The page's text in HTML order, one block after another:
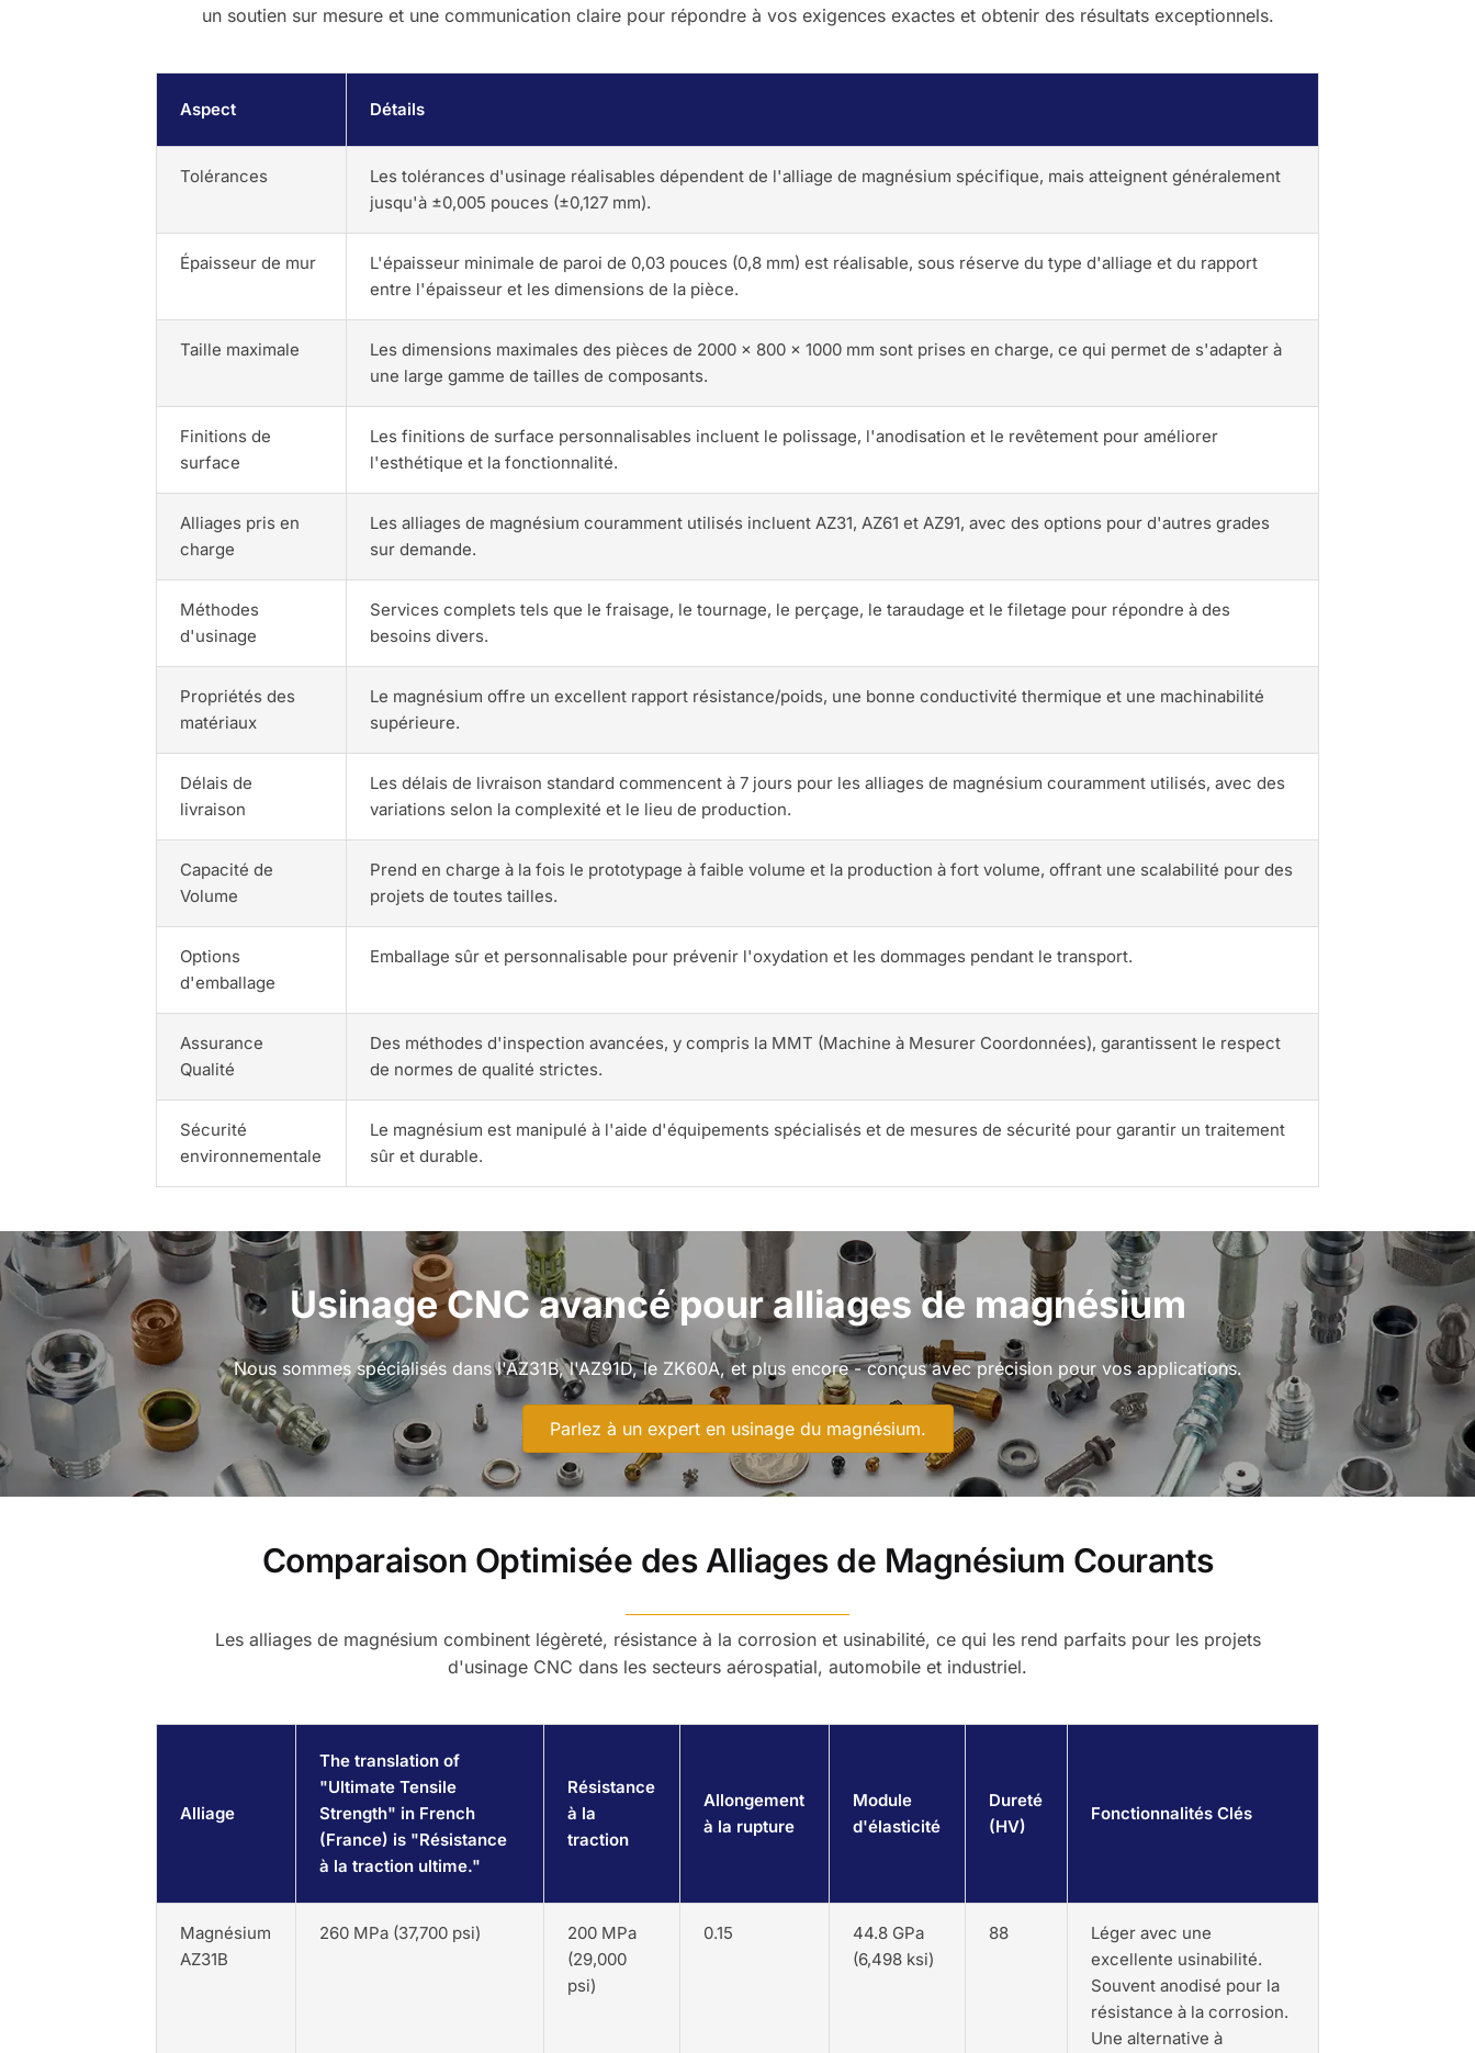
un soutien sur mesure et une communication claire pour répondre à vos exigences exactes et obtenir des résultats exceptionnels.
Aspect Détails
Tolérances
Les tolérances d'usinage réalisables dépendent de l'alliage de magnésium spécifique, mais atteignent généralement
jusqu'à ±0,005 pouces (±0,127 mm).
Épaisseur de mur
L'épaisseur minimale de paroi de 0,03 pouces (0,8 mm) est réalisable, sous réserve du type d'alliage et du rapport
entre l'épaisseur et les dimensions de la pièce.
Taille maximale
Les dimensions maximales des pièces de 2000 x 800 x 1000 mm sont prises en charge, ce qui permet de s'adapter à
une large gamme de tailles de composants.
Finitions de
surface
Les finitions de surface personnalisables incluent le polissage, l'anodisation et le revêtement pour améliorer
l'esthétique et la fonctionnalité.
Alliages pris en
charge
Les alliages de magnésium couramment utilisés incluent AZ31, AZ61 et AZ91, avec des options pour d'autres grades
sur demande.
Méthodes
d'usinage
Services complets tels que le fraisage, le tournage, le perçage, le taraudage et le filetage pour répondre à des
besoins divers.
Propriétés des
matériaux
Le magnésium offre un excellent rapport résistance/poids, une bonne conductivité thermique et une machinabilité
supérieure.
Délais de
livraison
Les délais de livraison standard commencent à 7 jours pour les alliages de magnésium couramment utilisés, avec des
variations selon la complexité et le lieu de production.
Capacité de
Volume
Prend en charge à la fois le prototypage à faible volume et la production à fort volume, offrant une scalabilité pour des
projets de toutes tailles.
Options
d'emballage
Emballage sûr et personnalisable pour prévenir l'oxydation et les dommages pendant le transport.
Assurance
Qualité
Des méthodes d'inspection avancées, y compris la MMT (Machine à Mesurer Coordonnées), garantissent le respect
de normes de qualité strictes.
Sécurité
environnementale
Le magnésium est manipulé à l'aide d'équipements spécialisés et de mesures de sécurité pour garantir un traitement
sûr et durable.
Usinage CNC avancé pour alliages de magnésium
Nous sommes spécialisés dans l'AZ31B, l'AZ91D, le ZK60A, et plus encore - conçus avec précision pour vos applications.
Parlez à un expert en usinage du magnésium.
Comparaison Optimisée des Alliages de Magnésium Courants
Les alliages de magnésium combinent légèreté, résistance à la corrosion et usinabilité, ce qui les rend parfaits pour les projets
d'usinage CNC dans les secteurs aérospatial, automobile et industriel.
Alliage
The translation of
"Ultimate Tensile
Strength" in French
(France) is "Résistance
à la traction ultime."
Résistance
à la
traction
Allongement
à la rupture
Module
d'élasticité
Dureté
(HV)
Fonctionnalités Clés
Magnésium
AZ31B
260 MPa (37,700 psi)
200 MPa
(29,000
psi)
0.15
44.8 GPa
(6,498 ksi)
88
Léger avec une
excellente usinabilité.
Souvent anodisé pour la
résistance à la corrosion.
Une alternative à